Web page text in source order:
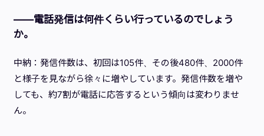
——電話発信は何件くらい行っているのでしょう
か。
中納：発信件数は、初回は105件、その後480件、2000件
と様子を見ながら徐々に増やしています。発信件数を増や
しても、約7割が電話に応答するという傾向は変わりませ
ん。